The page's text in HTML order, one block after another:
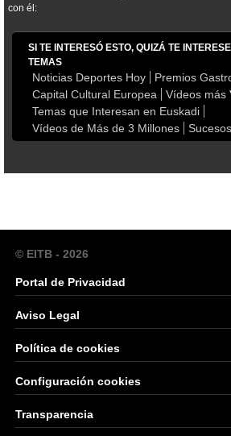
con él:
SI TE INTERESÓ ESTO, QUIZÁ TE
TEMAS
Noticias Deportes Hoy
Premios
Capital Cultural Europea
Vídeos más
Temas que Interesan en Euskadi
Vídeos de Más de 3 Millones
© EITB - 2026
Portal de Privacidad
Aviso Legal
Política de cookies
Configuración cookies
Transparencia